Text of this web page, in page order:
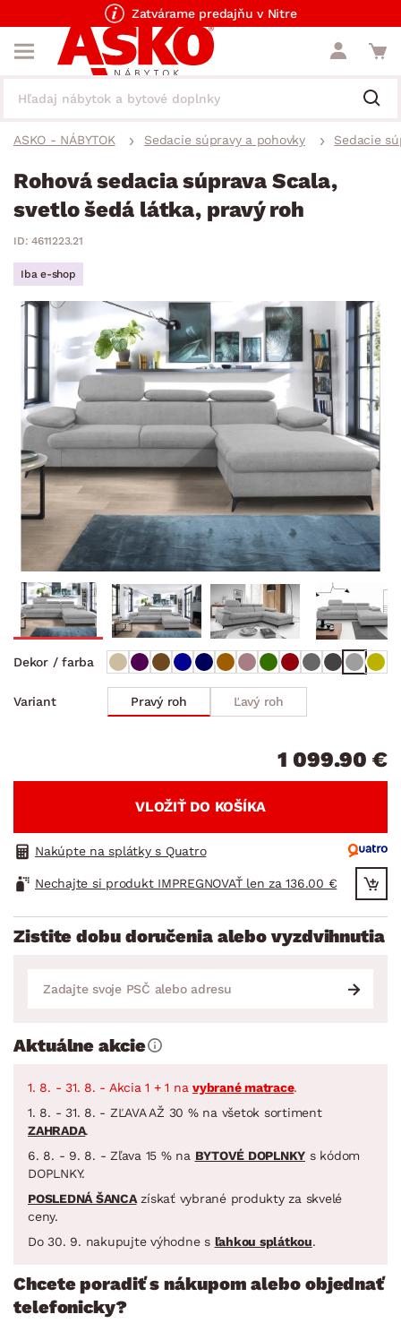
Zatvárame predajňu v Nitre
ASKO - NÁBYTOK Sedacie súpravy a pohovky Sedacie
Rohová sedacia súprava Scala,
svetlo šedá látka, pravý roh
ID: 4611223.21
Iba e-shop
Dekor / farba
Variant Pravý roh Ľavý roh
1 099.90 €
VLOŽIŤ DO KOŠÍKA
Nakúpte na splátky s Quatro
Nechajte si produkt IMPREGNOVAŤ len za 136.00 €
Zistite dobu doručenia alebo vyzdvihnutia
Aktuálne akcie
1. 8. - 31. 8. - Akcia 1 + 1 na vybrané matrace.
1. 8. - 31. 8. - ZĽAVA AŽ 30 % na všetok sortiment
ZAHRADA.
6. 8. - 9. 8. - Zľava 15 % na BYTOVÉ DOPLNKY s kódom
DOPLNKY.
POSLEDNÁ ŠANCAzískať vybrané produkty za skvelé
ceny.
Do 30. 9. nakupujte výhodne s ľahkou splátkou.
Chcete poradiť s nákupom alebo objednať
telefonicky?